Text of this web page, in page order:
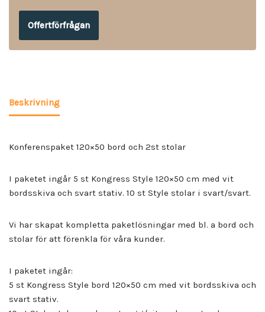
Offertförfrågan
Beskrivning
Konferenspaket 120×50 bord och 2st stolar
I paketet ingår 5 st Kongress Style 120×50 cm med vit
bordsskiva och svart stativ. 10 st Style stolar i svart/svart.
Vi har skapat kompletta paketlösningar med bl. a bord och
stolar för att förenkla för våra kunder.
I paketet ingår:
5 st Kongress Style bord 120×50 cm med vit bordsskiva och
svart stativ.